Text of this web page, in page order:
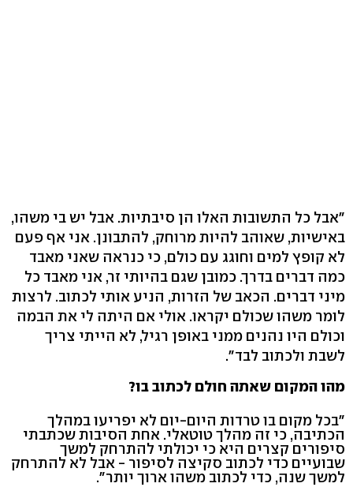
"אבל כל התשובות האלו הן סיבתיות. אבל יש בי משהו,
באישיות, שאוהב להיות מרוחק, להתבונן. אני אף פעם
לא קופץ למים וחוגג עם כולם, כי כנראה שאני מאבד
כמה דברים בדרך. כמובן שגם בהיותי זר, אני מאבד כל
מיני דברים. הכאב של הזרות, הניע אותי לכתוב. לרצות
לומר משהו שכולם יקראו. אולי אם היתה לי את הבמה
וכולם היו נהנים ממני באופן רגיל, לא הייתי צריך
לשבת ולכתוב לבד".
מהו המקום שאתה חולם לכתוב בו?
"בכל מקום בו טרדות היום-יום לא יפריעו במהלך
הכתיבה, כי זה מהלך טוטאלי. אחת הסיבות שכתבתי
סיפורים קצרים היא כי יכולתי להתרחק למשך
שבועיים כדי לכתוב סקיצה לסיפור - אבל לא להתרחק
למשך שנה, כדי לכתוב משהו ארוך יותר".